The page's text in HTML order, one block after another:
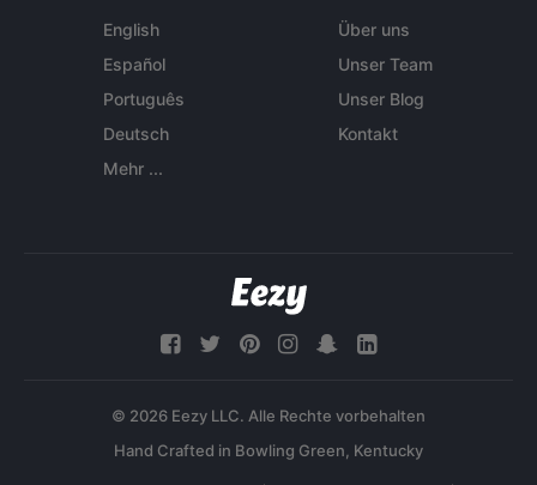
English
Español
Português
Deutsch
Mehr ...
Über uns
Unser Team
Unser Blog
Kontakt
© 2026 Eezy LLC. Alle Rechte vorbehalten